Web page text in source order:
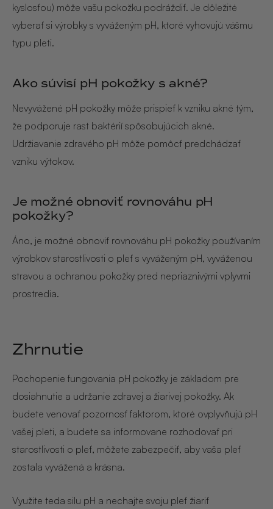
kyslosťou) môže vašu pokožku podráždiť. Je dôležité
vyberať si výrobky s vyváženým pH, ktoré vyhovujú vášmu
typu pleti.
Ako súvisí pH pokožky s akné?
Nevyvážené pH pokožky môže prispieť k vzniku akné tým,
že podporuje rast baktérií spôsobujúcich akné.
Udržiavanie zdravého pH môže pomôcť predchádzať
vzniku výtokov.
Je možné obnoviť rovnováhu pH
pokožky?
Áno, je možné obnoviť rovnováhu pH pokožky používaním
výrobkov starostlivosti o pleť s vyváženým pH, vyváženou
stravou a ochranou pokožky pred nepriaznivými vplyvmi
prostredia.
Zhrnutie
Pochopenie fungovania pH pokožky je základom pre
dosiahnutie a udržanie zdravej a žiarivej pokožky. Ak
budete venovať pozornosť faktorom, ktoré ovplyvňujú pH
vašej pleti, a budete sa informovane rozhodovať pri
starostlivosti o pleť, môžete zabezpečiť, aby vaša pleť
zostala vyvážená a krásna.
Využite teda silu pH a nechajte svoju pleť žiariť